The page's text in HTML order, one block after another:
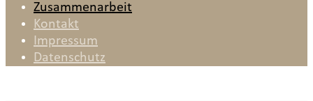
Zusammenarbeit
Kontakt
Impressum
Datenschutz